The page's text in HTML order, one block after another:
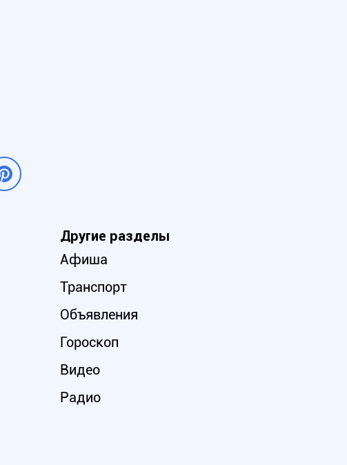
Другие разделы
Афиша
Транспорт
Объявления
Гороскоп
Видео
Радио